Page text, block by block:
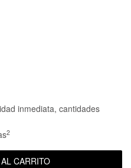
inmediata, cantidades
2
CARRITO